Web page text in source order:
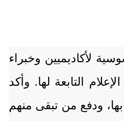
لأكاديميين وخبراء
التابعة لها. وأكد
ودفع من تبقى منهم